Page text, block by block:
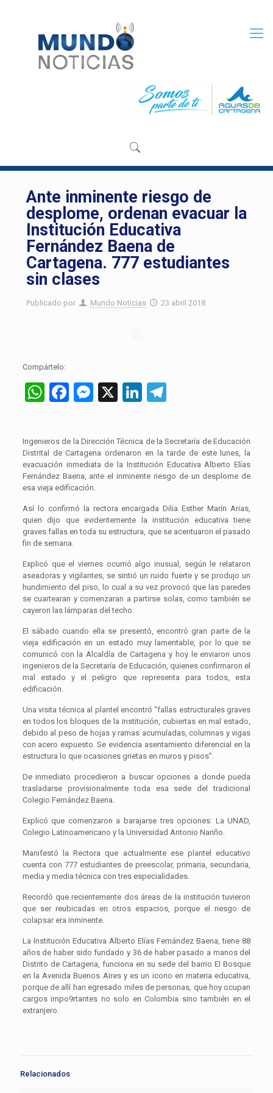
Ante inminente riesgo de
desplome, ordenan evacuar la
Institución Educativa
Fernández Baena de
Cartagena. 777 estudiantes
sin clases
Publicado por Mundo Noticias 23 abril 2018
Compártelo:
WhatsApp
Facebook
Messenger
X LinkedIn
Ingenieros de la Dirección Técnica de la Secretaría de Educación
Distrital de Cartagena ordenaron en la tarde de este lunes, la
evacuación inmediata de la Institución Educativa Alberto Elías
Fernández Baena, ante el inminente riesgo de un desplome de
esa vieja edificación.
Así lo confirmó la rectora encargada Dilia Esther Marín Arias,
quien dijo que evidentemente la institución educativa tiene
graves fallas en toda su estructura, que se acentuaron el pasado
fin de semana.
Explicó que el viernes ocurrió algo inusual, según le relataron
aseadoras y vigilantes, se sintió un ruido fuerte y se produjo un
hundimiento del piso, lo cual a su vez provocó que las paredes
se cuartearan y comenzaran a partirse solas, como también se
cayeron las lámparas del techo.
El sábado cuando ella se presentó, encontró gran parte de la
vieja edificación en un estado muy lamentable, por lo que se
comunicó con la Alcaldía de Cartagena y hoy le enviaron unos
ingenieros de la Secretaría de Educación, quienes confirmaron el
mal estado y el peligro que representa para todos, esta
edificación.
Una visita técnica al plantel encontró “fallas estructurales graves
en todos los bloques de la institución, cubiertas en mal estado,
debido al peso de hojas y ramas acumuladas, columnas y vigas
con acero expuesto. Se evidencia asentamiento diferencial en la
estructura lo que ocasiones grietas en muros y pisos”.
De inmediato procedieron a buscar opciones a donde pueda
trasladarse provisionalmente toda esa sede del tradicional
Colegio Fernández Baena.
Explicó que comenzaron a barajarse tres opciones: La UNAD,
Colegio Latinoamericano y la Universidad Antonio Nariño.
Manifestó la Rectora que actualmente ese plantel educativo
cuenta con 777 estudiantes de preescolar, primaria, secundaria,
media y media técnica con tres especialidades.
Recordó que recientemente dos áreas de la institución tuvieron
que ser reubicadas en otros espacios, porque el riesgo de
colapsar era inminente.
La Institución Educativa Alberto Elías Fernández Baena, tiene 88
años de haber sido fundado y 36 de haber pasado a manos del
Distrito de Cartagena, funciona en su sede del barrio El Bosque
en la Avenida Buenos Aires y es un icono en materia educativa,
porque de allí han egresado miles de personas, que hoy ocupan
cargos impo9rtantes no solo en Colombia sino también en el
extranjero.
Relacionados